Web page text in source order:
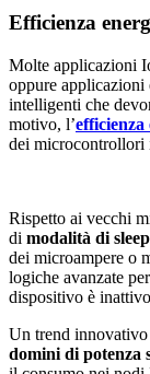
Efficienza
Molte applicazioni
oppure applicazioni
intelligenti che
motivo, l’efficienza
dei microcontrollori
Rispetto ai vecchi
di modalità di
dei microampere o
logiche avanzate
dispositivo è
Un trend innovativo
domini di potenza